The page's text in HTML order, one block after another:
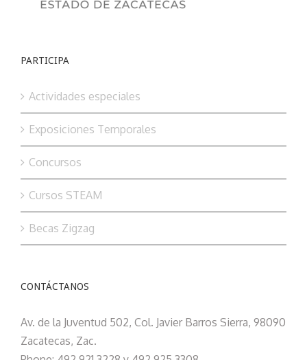
PARTICIPA
Actividades especiales
Exposiciones Temporales
Concursos
Cursos STEAM
Becas Zigzag
CONTÁCTANOS
Av. de la Juventud 502, Col. Javier Barros Sierra, 98090
Zacatecas, Zac.